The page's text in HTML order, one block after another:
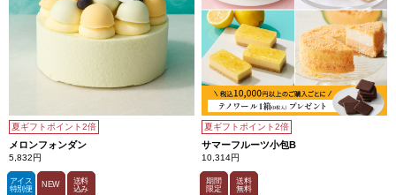
夏ギフトポイント2倍
メロンフォンダン
5,832円
アイス
特別便
NEW
送料
込み
夏ギフトポイント2倍
サマーフルーツ小包B
10,314円
期間
限定
送料
無料